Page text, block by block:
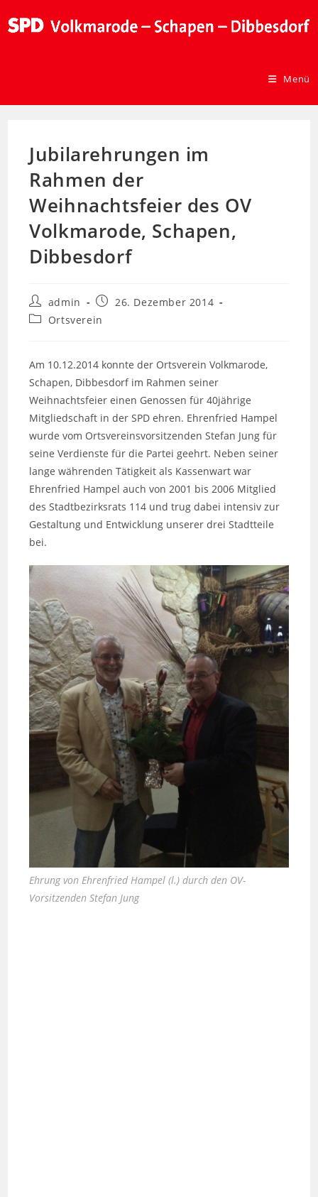
Menü
Jubilarehrungen im
Rahmen der
Weihnachtsfeier des OV
Volkmarode, Schapen,
Dibbesdorf
admin
26. Dezember 2014
Ortsverein
Am 10.12.2014 konnte der Ortsverein Volkmarode,
Schapen, Dibbesdorf im Rahmen seiner
Weihnachtsfeier einen Genossen für 40jährige
Mitgliedschaft in der SPD ehren. Ehrenfried Hampel
wurde vom Ortsvereinsvorsitzenden Stefan Jung für
seine Verdienste für die Partei geehrt. Neben seiner
lange währenden Tätigkeit als Kassenwart war
Ehrenfried Hampel auch von 2001 bis 2006 Mitglied
des Stadtbezirksrats 114 und trug dabei intensiv zur
Gestaltung und Entwicklung unserer drei Stadtteile
bei.
Ehrung von Ehrenfried Hampel (l.) durch den OV-
Vorsitzenden Stefan Jung